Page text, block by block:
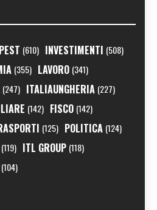
(610) INVESTIMENTI (508)
(355) LAVORO (341)
(247) ITALIAUNGHERIA (227)
(142) FISCO (142)
(125) POLITICA (124)
(119) ITL GROUP (118)
(104)